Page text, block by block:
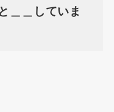
＿＿していま